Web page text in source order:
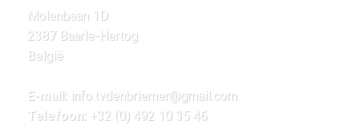
Molenbaan 1D
2387 Baarle-Hertog
België
E-mail:info.tvdenbriemer@gmail.com
Telefoon:+32 (0) 492 10 35 46